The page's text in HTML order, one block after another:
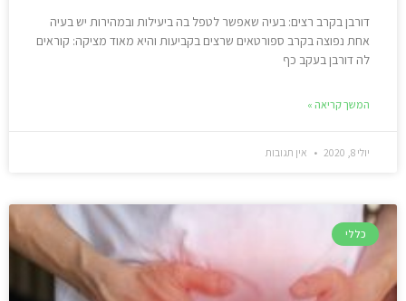
דורבן בקרב רצים: בעיה שאפשר לטפל בה ביעילות ובמהירות יש בעיה
אחת נפוצה בקרב ספורטאים שרצים בקביעות והיא מאוד מציקה: קוראים
לה דורבן בעקב כף
המשך קריאה »
יולי 8, 2020 אין תגובות
כללי